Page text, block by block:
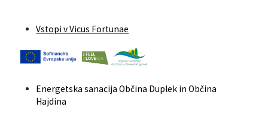
Vstopi v Vicus Fortunae
Energetska sanacija Občina Duplek in Občina
Hajdina